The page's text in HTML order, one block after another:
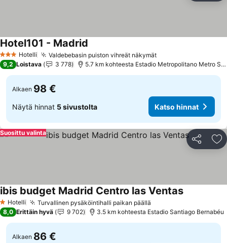
3 Tähtiluokitus
Hotelli Valdebebasin puiston vihreät näkymät
Hotel101 - Madrid
9,2 Loistava 3 778 5.7 km kohteesta Estadio Metropolitano Metro Station
Alkaen 98 €
Näytä hinnat 5 sivustolta Katso hinnat
Jaa
Suosittu valinta
1 Tähtiluokitus
Hotelli Turvallinen pysäköintihalli paikan päällä
ibis budget Madrid Centro las Ventas
8,0 Erittäin hyvä 9 702 3.5 km kohteesta Estadio Santiago Bernabéu
Alkaen 86 €